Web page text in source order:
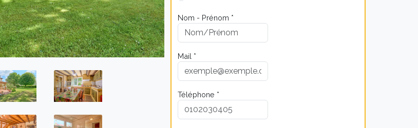
Nom - Prénom *
Mail *
Téléphone *